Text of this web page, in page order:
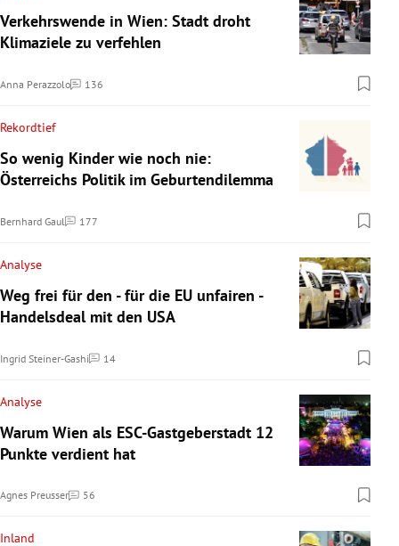
Verkehrswende in Wien: Stadt droht
Klimaziele zu verfehlen
Anna Perazzolo 136
Kommentare
Rekordtief
So wenig Kinder wie noch nie:
Österreichs Politik im Geburtendilemma
Bernhard Gaul 177
Kommentare
Analyse
Weg frei für den - für die EU unfairen -
Handelsdeal mit den USA
Ingrid Steiner-Gashi 14
Kommentare
Analyse
Warum Wien als ESC-Gastgeberstadt 12
Punkte verdient hat
Agnes Preusser 56
Kommentare
Inland